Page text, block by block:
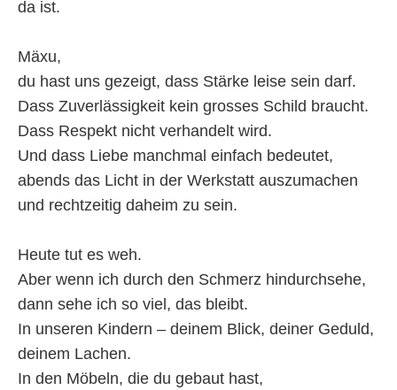
da ist.
Mäxu,
du hast uns gezeigt, dass Stärke leise sein darf.
Dass Zuverlässigkeit kein grosses Schild braucht.
Dass Respekt nicht verhandelt wird.
Und dass Liebe manchmal einfach bedeutet,
abends das Licht in der Werkstatt auszumachen
und rechtzeitig daheim zu sein.
Heute tut es weh.
Aber wenn ich durch den Schmerz hindurchsehe,
dann sehe ich so viel, das bleibt.
In unseren Kindern – deinem Blick, deiner Geduld,
deinem Lachen.
In den Möbeln, die du gebaut hast,